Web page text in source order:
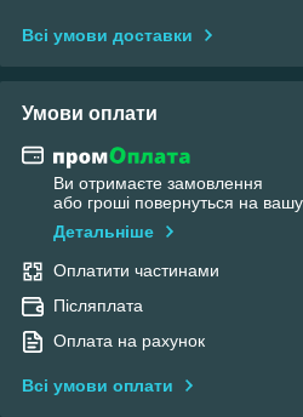
Всі умови доставки
Умови оплати
Ви отримаєте замовлення
або гроші повернуться на вашу
Детальніше
Оплатити частинами
Післяплата
Оплата на рахунок
Всі умови оплати